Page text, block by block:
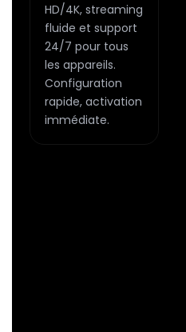
produit
HD/4K, streaming
fluide et support
24/7 pour tous
les appareils.
Configuration
rapide, activation
immédiate.